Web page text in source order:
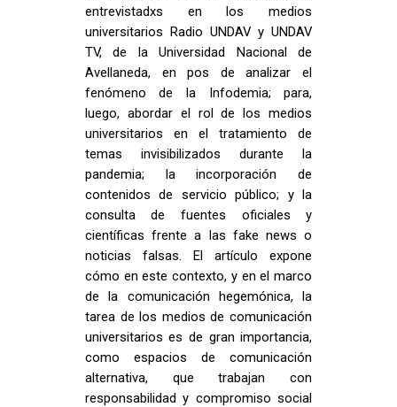
entrevistadxs en los medios
universitarios Radio UNDAV y UNDAV
TV, de la Universidad Nacional de
Avellaneda, en pos de analizar el
fenómeno de la Infodemia; para,
luego, abordar el rol de los medios
universitarios en el tratamiento de
temas invisibilizados durante la
pandemia; la incorporación de
contenidos de servicio público; y la
consulta de fuentes oficiales y
científicas frente a las fake news o
noticias falsas. El artículo expone
cómo en este contexto, y en el marco
de la comunicación hegemónica, la
tarea de los medios de comunicación
universitarios es de gran importancia,
como espacios de comunicación
alternativa, que trabajan con
responsabilidad y compromiso social